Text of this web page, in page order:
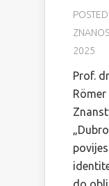
2025
Prof.